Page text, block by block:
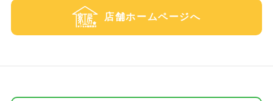
店舗ホームページへ